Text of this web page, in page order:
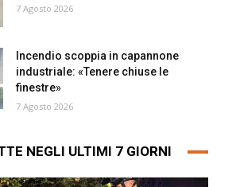
7 Agosto 2026
Incendio scoppia in capannone
industriale: «Tenere chiuse le
finestre»
7 Agosto 2026
NEGLI ULTIMI 7 GIORNI